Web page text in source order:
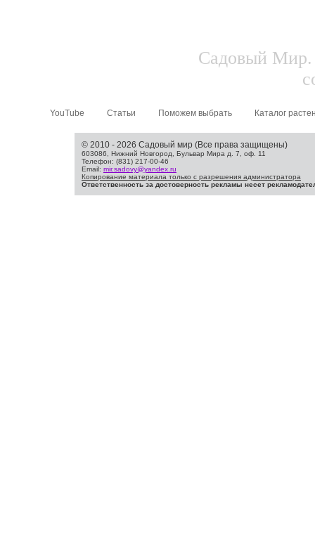
Садовый Мир.
YouTube Статьи Поможем выбрать Каталог
© 2010 - 2026 Садовый мир (Все права защищены)
603086, Нижний Новгород, Бульвар Мира д. 7, оф. 11
Телефон: (831) 217-00-46
Email: mir.sadovy@yandex.ru
Копирование материала только с разрешения администратора
Ответственность за достоверность рекламы несет